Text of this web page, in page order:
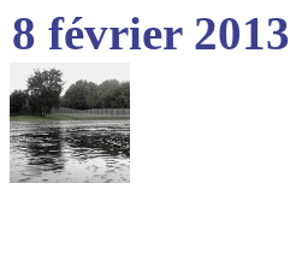
8 février 2013